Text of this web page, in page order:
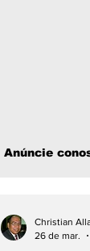
Anúncie
Christian
26 de mar.